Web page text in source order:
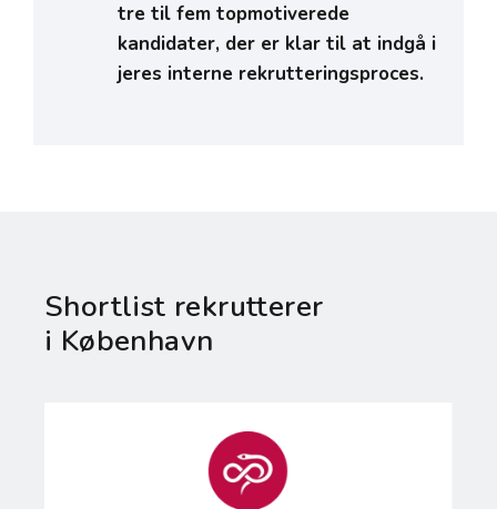
tre til fem topmotiverede
kandidater, der er klar til at indgå i
jeres interne rekrutteringsproces.
Shortlist rekrutterer
i København